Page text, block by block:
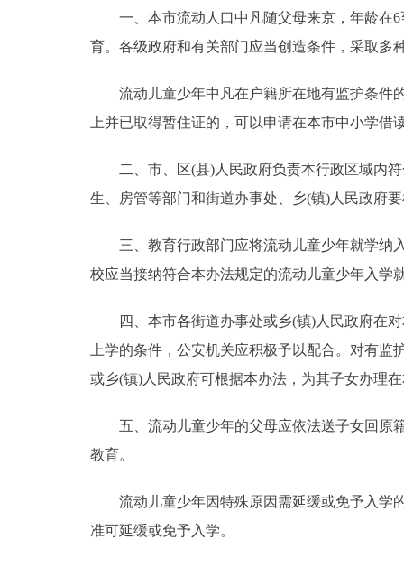
参与调查
北京概况
绿色北京
DEUTSCH
ESPAÑOL
ITALIANO
一、本市流动人口中凡随父母来京，年龄在6
育。各级政府和有关部门应当创造条件，采取多
流动儿童少年中凡在户籍所在地有监护条件的
上并已取得暂住证的，可以申请在本市中小学借
二、市、区(县)人民政府负责本行政区域内符
生、房管等部门和街道办事处、乡(镇)人民政府
三、教育行政部门应将流动儿童少年就学纳入
校应当接纳符合本办法规定的流动儿童少年入学
四、本市各街道办事处或乡(镇)人民政府在对
上学的条件，公安机关应积极予以配合。对有
或乡(镇)人民政府可根据本办法，为其子女办理
五、流动儿童少年的父母应依法送子女回原籍
教育。
流动儿童少年因特殊原因需延缓或免予入学的
准可延缓或免予入学。